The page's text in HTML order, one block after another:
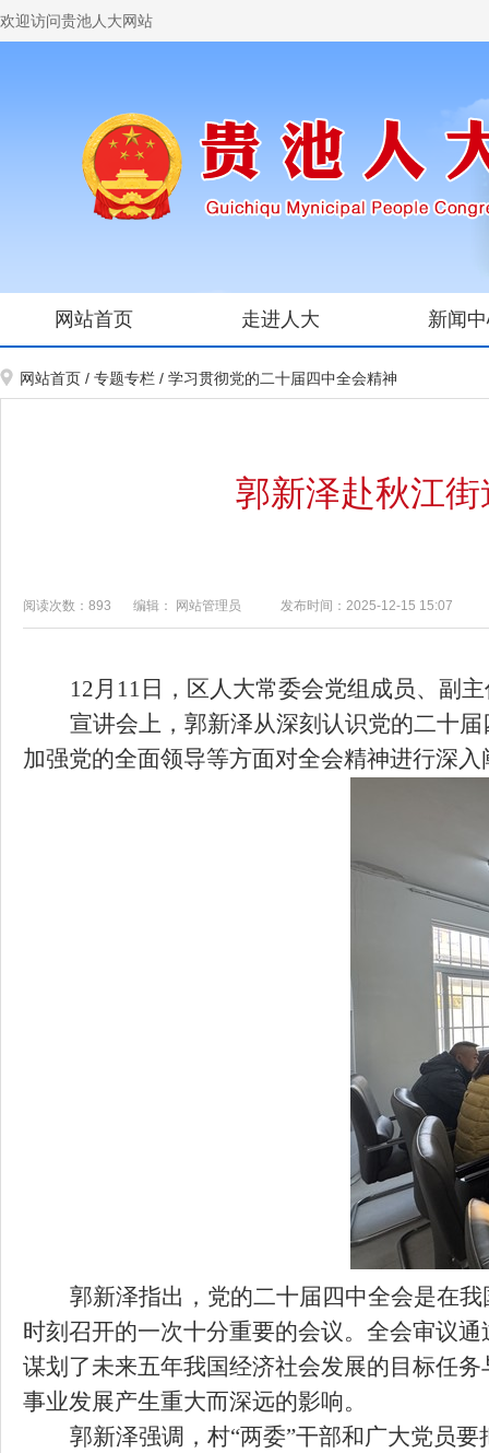
欢迎访问贵池人大网站
网站首页 走进人大 新闻
网站首页 / 专题专栏 / 学习贯彻党的二十届四中全会精神
郭新泽赴秋江
阅读次数：893 编辑： 网站管理员 发布时间：2025-12-15 15:07
12月 11 日，区人大常委会党组成员、副
宣讲会上，郭新泽从深刻认识党的二十
加强党的全面领导等方面对全会精神进行深入
郭新泽指出，党的二十届四中全会是在
时刻召开的一次十分重要的会议。全会审议
谋划了未来五年我国经济社会发展的目标任
事业发展产生重大而深远的影响。
郭新泽强调，村“两委”干部和广大党员